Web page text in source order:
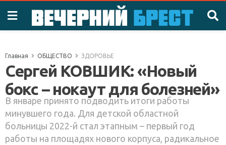
Главная ОБЩЕСТВО ЗДОРОВЬЕ
Сергей КОВШИК: «Новый
бокс – нокаут для болезней»
В январе принято подводить итоги работы
минувшего года. Для детской областной
больницы 2022-й стал этапным – первый год
работы на площадях нового корпуса, радикальное